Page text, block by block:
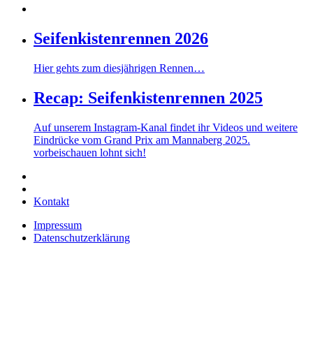
Seifenkistenrennen 2026
Hier gehts zum diesjährigen Rennen…
Recap: Seifenkistenrennen 2025
Auf unserem Instagram-Kanal findet ihr Videos und weitere
Eindrücke vom Grand Prix am Mannaberg 2025.
vorbeischauen lohnt sich!
Kontakt
Impressum
Datenschutzerklärung